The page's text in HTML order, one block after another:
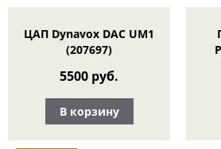
ЦАП Dynavox DAC UM1
(207697)
5500 руб.
В корзину